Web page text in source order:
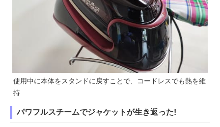
使用中に本体をスタンドに戻すことで、コードレスでも熱を維
持
パワフルスチームでジャケットが生き返った!